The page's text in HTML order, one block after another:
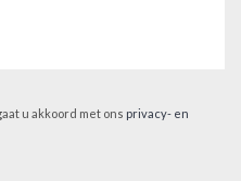
u akkoord met ons privacy- en